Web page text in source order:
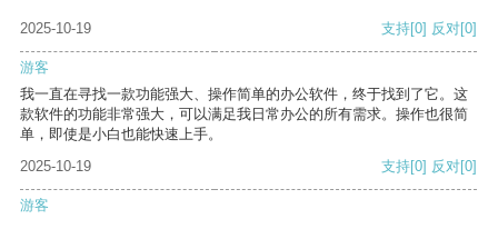
2025-10-19 支持[0] 反对[0]
游客
我一直在寻找一款功能强大、操作简单的办公软件，终于找到了它。这
款软件的功能非常强大，可以满足我日常办公的所有需求。操作也很简
单，即使是小白也能快速上手。
2025-10-19
支持[0] 反对[0]
游客